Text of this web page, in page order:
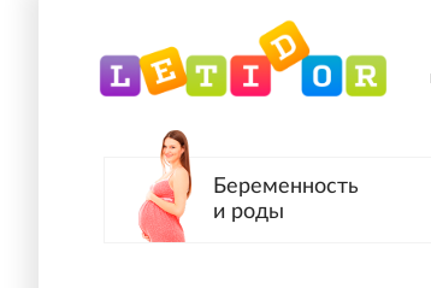
Беременность
и роды